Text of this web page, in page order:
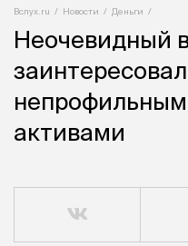
Вслух.ru Новости Деньги
Неочевидный
активами